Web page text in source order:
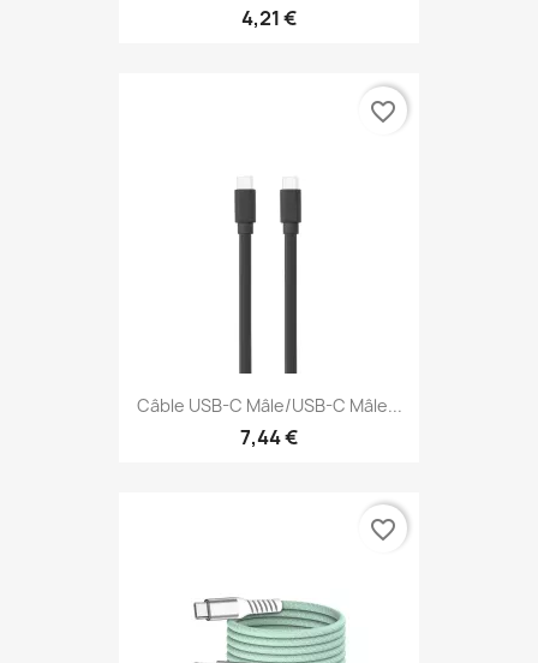
4,21 €
Câble USB-C Mâle/USB-C Mâle...
7,44 €
favorite_border
favorite_border